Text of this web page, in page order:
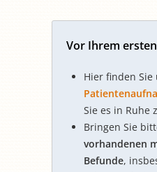
Vor Ihrem
Hier finden Sie
Sie es in Ruhe
Bringen Sie
vorhandenen
Befunde,